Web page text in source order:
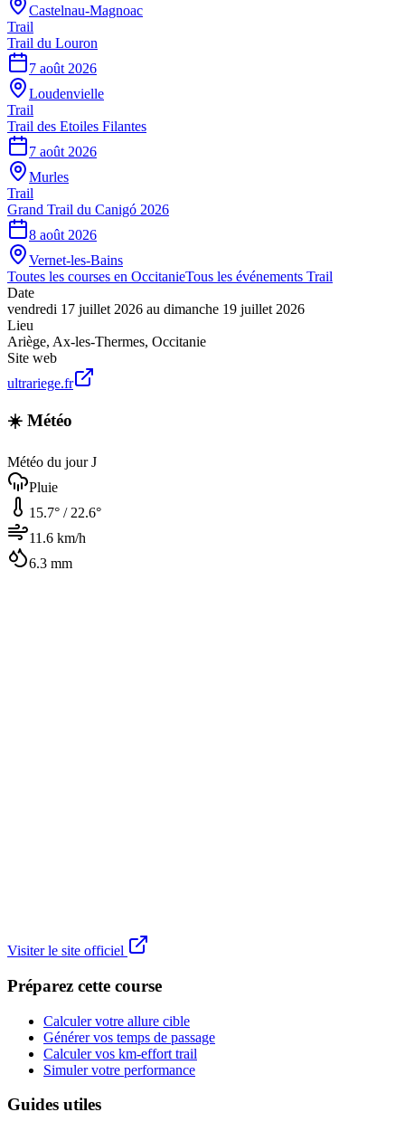
Castelnau-Magnoac
Trail
Trail du Louron
7 août 2026
Loudenvielle
Trail
Trail des Etoiles Filantes
7 août 2026
Murles
Trail
Grand Trail du Canigó 2026
8 août 2026
Vernet-les-Bains
Toutes les courses en OccitanieTous les événements Trail
Date
vendredi 17 juillet 2026 au dimanche 19 juillet 2026
Lieu
Ariège, Ax-les-Thermes, Occitanie
Site web
ultrariege.fr
☀️ Météo
Météo du jour J
Pluie
15.7° / 22.6°
11.6 km/h
6.3 mm
Visiter le site officiel
Préparez cette course
Calculer votre allure cible
Générer vos temps de passage
Calculer vos km-effort trail
Simuler votre performance
Guides utiles